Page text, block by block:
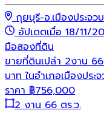
กุยบุรี-อ.เมืองประจว
อัปเดตเมื่อ 18/11/
มือสองที่ดิน
ขายที่ดินเปล่า 2งาน
บาท ในอำเภอเมืองปร
ราคา ฿756,000
2 งาน 66 ตร.ว.